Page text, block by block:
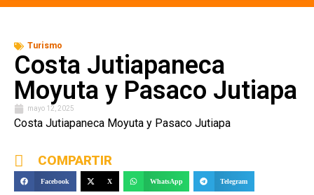
Turismo
Costa Jutiapaneca
Moyuta y Pasaco Jutiapa
mayo 12, 2025
Costa Jutiapaneca Moyuta y Pasaco Jutiapa
COMPARTIR
Facebook X WhatsApp Telegram